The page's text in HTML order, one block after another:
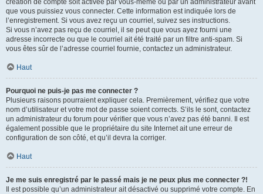
création de compte soit activée par vous-même ou par un administrateur avant
que vous puissiez vous connecter. Cette information est indiquée lors de
l’enregistrement. Si vous avez reçu un courriel, suivez ses instructions.
Si vous n’avez pas reçu de courriel, il se peut que vous ayez fourni une
adresse incorrecte ou que le courriel ait été traité par un filtre anti-spam. Si
vous êtes sûr de l’adresse courriel fournie, contactez un administrateur.
Haut
Pourquoi ne puis-je pas me connecter ?
Plusieurs raisons pourraient expliquer cela. Premièrement, vérifiez que votre
nom d’utilisateur et votre mot de passe soient corrects. S’ils le sont, contactez
un administrateur du forum pour vérifier que vous n’avez pas été banni. Il est
également possible que le propriétaire du site Internet ait une erreur de
configuration de son côté, et qu’il devra la corriger.
Haut
Je me suis enregistré par le passé mais je ne peux plus me connecter ?!
Il est possible qu’un administrateur ait désactivé ou supprimé votre compte. En